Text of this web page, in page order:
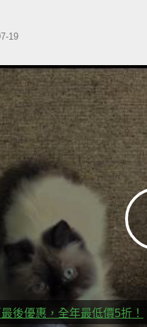
19
後優惠，全年最低價5折！